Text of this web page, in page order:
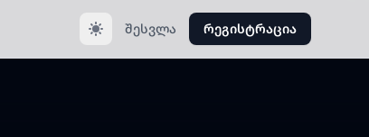
შესვლა რეგისტრაცია